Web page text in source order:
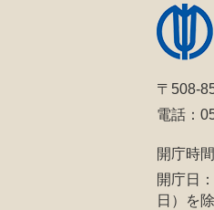
〒508-
電話：
開庁時
開庁日
日）を